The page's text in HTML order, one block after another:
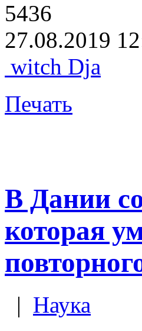
5436
27.08.2019
witch Dja
Печать
В Дании
которая
| Наука